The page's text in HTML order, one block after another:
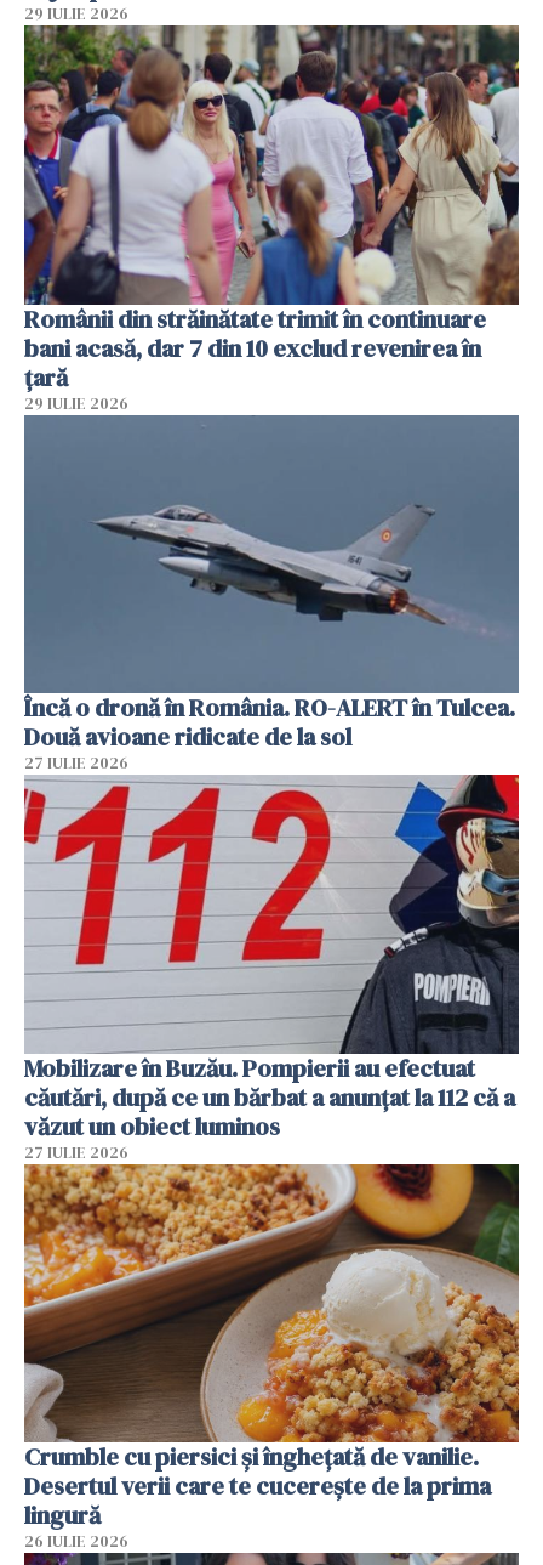
29 IULIE 2026
Românii din străinătate trimit în continuare
bani acasă, dar 7 din 10 exclud revenirea în
țară
29 IULIE 2026
Încă o dronă în România. RO-ALERT în Tulcea.
Două avioane ridicate de la sol
27 IULIE 2026
Mobilizare în Buzău. Pompierii au efectuat
căutări, după ce un bărbat a anunțat la 112 că a
văzut un obiect luminos
27 IULIE 2026
Crumble cu piersici și înghețată de vanilie.
Desertul verii care te cucerește de la prima
lingură
26 IULIE 2026